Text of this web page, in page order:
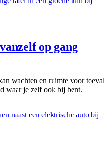
op gang
wachten en ruimte voor toeval
waar je zelf ook bij bent.